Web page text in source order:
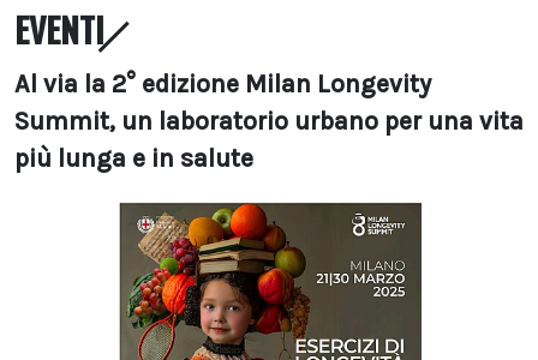
EVENTI
Al via la 2° edizione Milan Longevity
Summit, un laboratorio urbano per una vita
più lunga e in salute